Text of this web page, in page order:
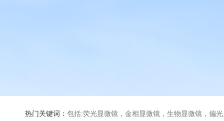
热门关键词： 包括:荧光显微镜，金相显微镜，生物显微镜，偏